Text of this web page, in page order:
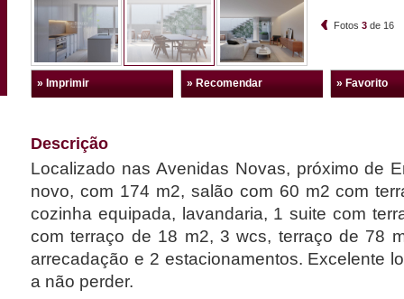
Fotos 3 de 16
» Imprimir » Recomendar » Favorito
Descrição
Localizado nas Avenidas Novas, próximo de
novo, com 174 m2, salão com 60 m2 com
cozinha equipada, lavandaria, 1 suite com
com terraço de 18 m2, 3 wcs, terraço de 78
arrecadação e 2 estacionamentos. Excelente
a não perder.